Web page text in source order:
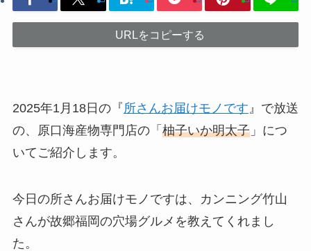
URLをコピーする
2025年1月18日の『 所さんお届けモノです 』で放送
の、原口海産物専門店の「 柚子いか明太子」につ
いてご紹介します。
今日の所さんお届けモノですは、カンニング竹山
さんが故郷福岡の穴場グルメを教えてくれまし
た。